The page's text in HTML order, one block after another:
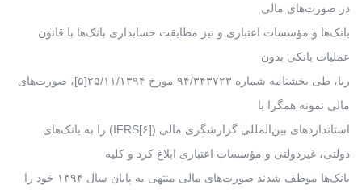
در صورت‌های مالی
بانک‌ها و مؤسسات اعتباری و نیز مطابقت حسابداری بانک‌ها با قانون
عملیات بانکی بدون
ربا، طی بخشنامه شماره ۹۴/۳۴۳۷۲۳ مورخ ۲۵/۱۱/۱۳۹۴[۵]، صورت‌های
مالی نمونه همگرا با
استاندارد‌های بین‌المللی گزارشگری مالی ([۶]IFRS) را به بانک‌های
دولتی، غیردولتی و مؤسسات اعتباری ابلاغ کرد و کلیه
بانک‌ها موظف شدند صورت‌های مالی منتهی به پایان سال ۱۳۹۴ خود را